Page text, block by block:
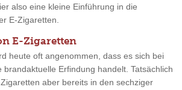
also eine kleine Einführung in die
E-Zigaretten.
E-Zigaretten
heute oft angenommen, dass es sich bei
brandaktuelle Erfindung handelt. Tatsächlich
aber bereits in den sechziger